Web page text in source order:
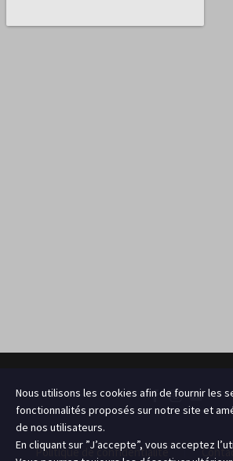
Politique de confidentialité
Nous utilisons les cookies afin de fournir les
fonctionnalités proposés sur notre site et
de nos utilisateurs.
En cliquant sur ”J’accepte”, vous acceptez